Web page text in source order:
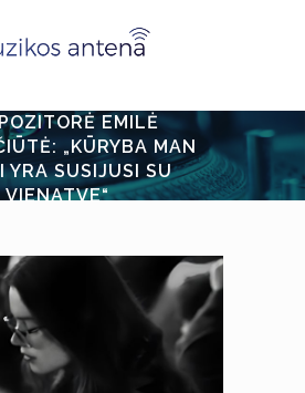
EMILĖ
„KŪRYBA MAN
YRA SUSIJUSI SU
VIENATVE“